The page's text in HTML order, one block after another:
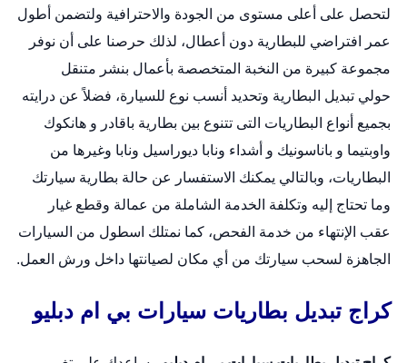
لتحصل على أعلى مستوى من الجودة والاحترافية ولتضمن أطول
عمر افتراضي للبطارية دون أعطال، لذلك حرصنا على أن نوفر
مجموعة كبيرة من النخبة المتخصصة بأعمال بنشر متنقل
حولي تبديل البطارية وتحديد أنسب نوع للسيارة، فضلاً عن درايته
بجميع أنواع البطاريات التى تتنوع بين بطارية باقادر و هانكوك
واوبتيما و باناسونيك و أشداء ونابا ديوراسيل ونابا وغيرها من
البطاريات، وبالتالي يمكنك الاستفسار عن حالة بطارية سيارتك
وما تحتاج إليه وتكلفة الخدمة الشاملة من عمالة وقطع غيار
عقب الإنتهاء من خدمة الفحص، كما نمتلك اسطول من السيارات
الجاهزة لسحب سيارتك من أي مكان لصيانتها داخل ورش العمل.
كراج تبديل بطاريات سيارات بي ام دبليو